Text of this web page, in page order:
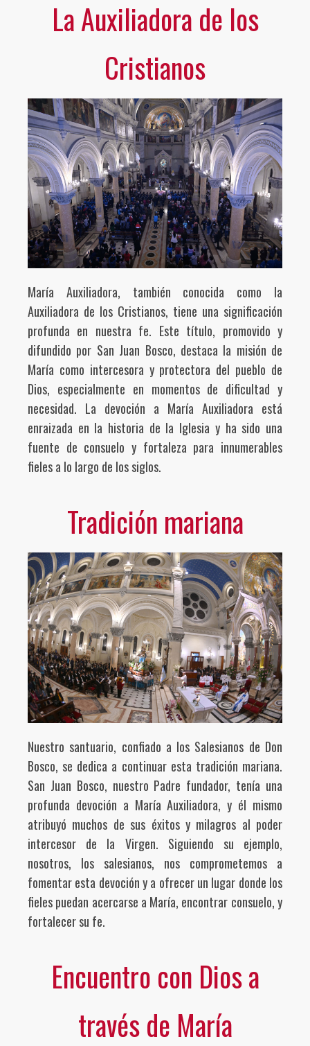
La Auxiliadora de los
Cristianos
María Auxiliadora, también conocida como la
Auxiliadora de los Cristianos, tiene una significación
profunda en nuestra fe. Este título, promovido y
difundido por San Juan Bosco, destaca la misión de
María como intercesora y protectora del pueblo de
Dios, especialmente en momentos de dificultad y
necesidad. La devoción a María Auxiliadora está
enraizada en la historia de la Iglesia y ha sido una
fuente de consuelo y fortaleza para innumerables
fieles a lo largo de los siglos.
Tradición mariana
Nuestro santuario, confiado a los Salesianos de Don
Bosco, se dedica a continuar esta tradición mariana.
San Juan Bosco, nuestro Padre fundador, tenía una
profunda devoción a María Auxiliadora, y él mismo
atribuyó muchos de sus éxitos y milagros al poder
intercesor de la Virgen. Siguiendo su ejemplo,
nosotros, los salesianos, nos comprometemos a
fomentar esta devoción y a ofrecer un lugar donde los
fieles puedan acercarse a María, encontrar consuelo, y
fortalecer su fe.
Encuentro con Dios a
través de María